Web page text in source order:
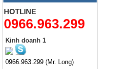
HOTLINE
0966.963.299
Kinh doanh 1
0966.963.299 (Mr. Long)